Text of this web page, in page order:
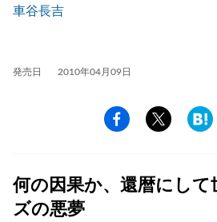
車谷長吉
発売日 2010年04月09日
何の因果か、還暦にして
ズの悪夢